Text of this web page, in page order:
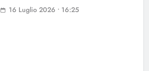
16 Luglio 2026 • 16:25